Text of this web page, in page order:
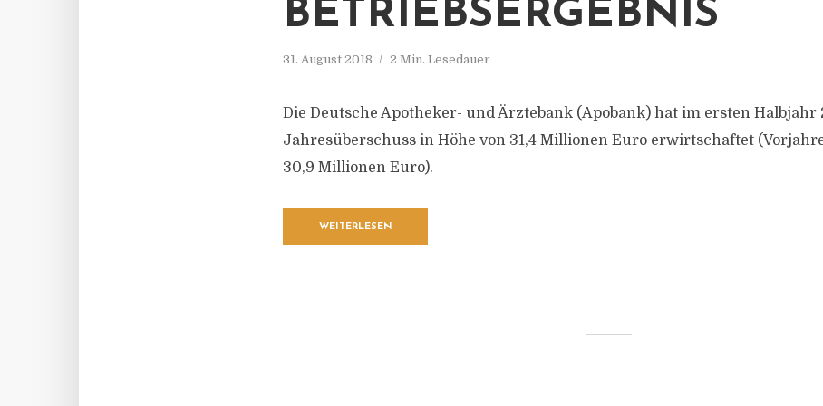
BETRIEBSERGEBNIS
31. August 2018 2 Min. Lesedauer
Die Deutsche Apotheker- und Ärztebank (Apobank) hat im ersten Halbjahr
Jahresüberschuss in Höhe von 31,4 Millionen Euro erwirtschaftet
30,9 Millionen Euro).
WEITERLESEN